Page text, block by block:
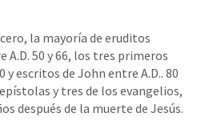
la mayoría de eruditos
A.D. 50 y 66, los tres primeros
y escritos de John entre A.D.. 80
y tres de los evangelios,
después de la muerte de Jesús.